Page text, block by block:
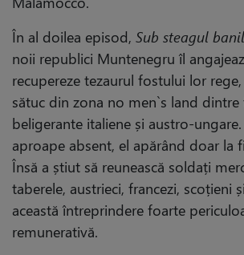
În al doilea episod, Sub steagul
noii republici Muntenegru îl
recupereze tezaurul fostului lor
sătuc din zona no men`s land
beligerante italiene și austro-
aproape absent, el apărând doar la
Însă a știut să reunească soldați
taberele, austrieci, francezi, scoțieni
această întreprindere foarte
remunerativă.